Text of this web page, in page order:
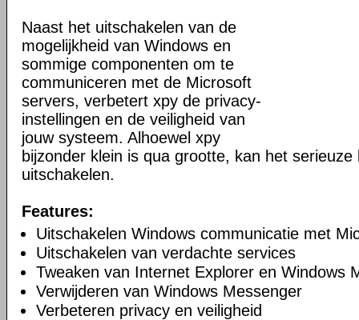
Naast het uitschakelen van de
mogelijkheid van Windows en
sommige componenten om te
communiceren met de Microsoft
servers, verbetert xpy de privacy-
instellingen en de veiligheid van
jouw systeem. Alhoewel xpy
bijzonder klein is qua grootte, kan het serieuze
uitschakelen.
Features:
Uitschakelen Windows communicatie met
Uitschakelen van verdachte services
Tweaken van Internet Explorer en Windows
Verwijderen van Windows Messenger
Verbeteren privacy en veiligheid